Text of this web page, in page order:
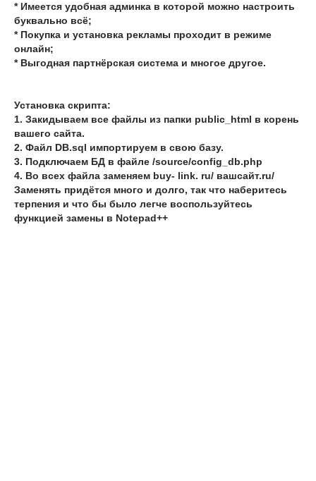
* Имеется удобная админка в которой можно настроить
буквально всё;
* Покупка и установка рекламы проходит в режиме
онлайн;
* Выгодная партнёрская система и многое другое.
Установка скрипта:
1. Закидываем все файлы из папки public_html в корень
вашего сайта.
2. Файл DB.sql импортируем в свою базу.
3. Подключаем БД в файле /source/config_db.php
4. Во всех файла заменяем buу- link. ru/ вашсайт.ru/
Заменять придётся много и долго, так что наберитесь
терпения и что бы было легче воспользуйтесь
функцией замены в Notepad++